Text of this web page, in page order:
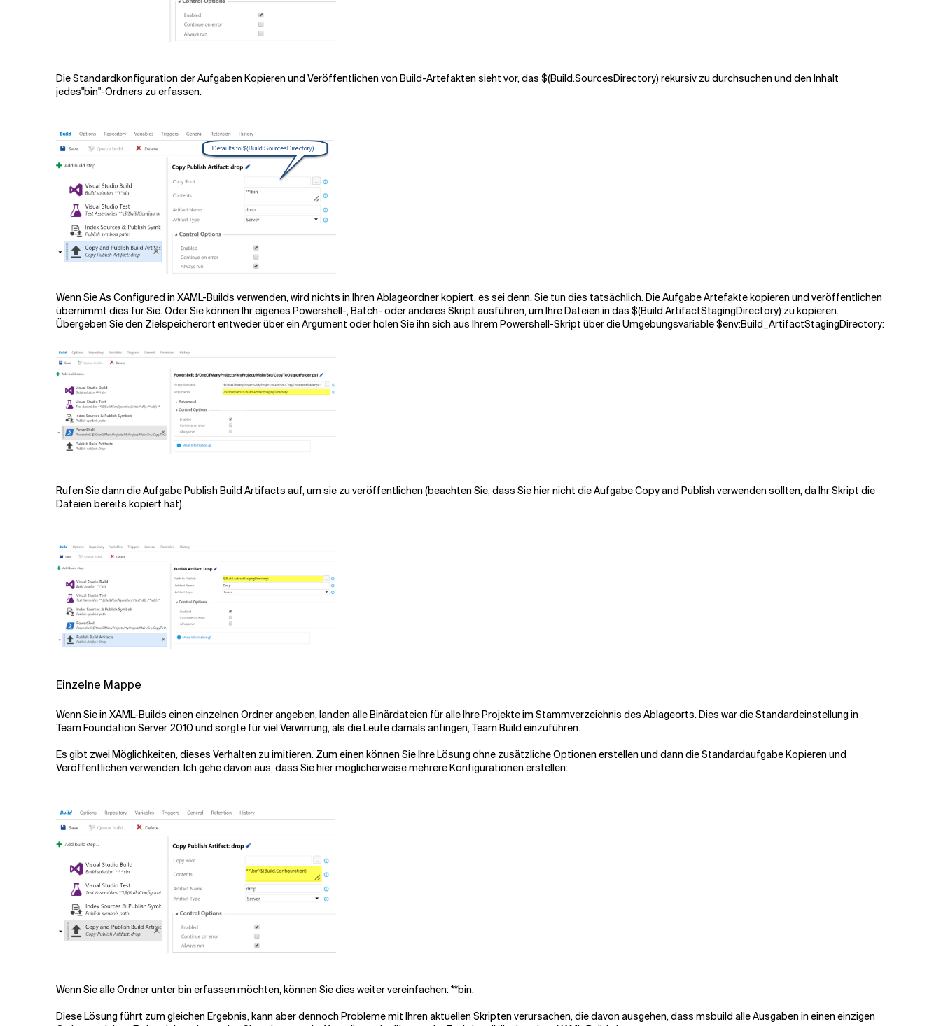
Die Standardkonfiguration der Aufgaben Kopieren und Veröffentlichen von Build-Artefakten sieht vor, das $(Build.SourcesDirectory) rekursiv zu durchsuchen und den Inhalt
jedes"bin"-Ordners zu erfassen.
Wenn Sie As Configured in XAML-Builds verwenden, wird nichts in Ihren Ablageordner kopiert, es sei denn, Sie tun dies tatsächlich. Die Aufgabe Artefakte kopieren und veröffentlichen
übernimmt dies für Sie. Oder Sie können Ihr eigenes Powershell-, Batch- oder anderes Skript ausführen, um Ihre Dateien in das $(Build.ArtifactStagingDirectory) zu kopieren.
Übergeben Sie den Zielspeicherort entweder über ein Argument oder holen Sie ihn sich aus Ihrem Powershell-Skript über die Umgebungsvariable$env:Build_ArtifactStagingDirectory:
Rufen Sie dann die Aufgabe Publish Build Artifacts auf, um sie zu veröffentlichen (beachten Sie, dass Sie hier nicht die Aufgabe Copy and Publish verwenden sollten, da Ihr Skript die
Dateien bereits kopiert hat).
Einzelne Mappe
Wenn Sie in XAML-Builds einen einzelnen Ordner angeben, landen alle Binärdateien für alle Ihre Projekte im Stammverzeichnis des Ablageorts. Dies war die Standardeinstellung in
Team Foundation Server 2010 und sorgte für viel Verwirrung, als die Leute damals anfingen, Team Build einzuführen.
Es gibt zwei Möglichkeiten, dieses Verhalten zu imitieren. Zum einen können Sie Ihre Lösung ohne zusätzliche Optionen erstellen und dann die Standardaufgabe Kopieren und
Veröffentlichen verwenden. Ich gehe davon aus, dass Sie hier möglicherweise mehrere Konfigurationen erstellen:
Wenn Sie alle Ordner unterbin erfassen möchten, können Sie dies weiter vereinfachen:**bin.
Diese Lösung führt zum gleichen Ergebnis, kann aber dennoch Probleme mit Ihren aktuellen Skripten verursachen, die davon ausgehen, dass msbuild alle Ausgaben in einen einzigen